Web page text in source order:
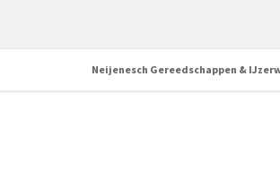
Neijenesch Gereedschappen &